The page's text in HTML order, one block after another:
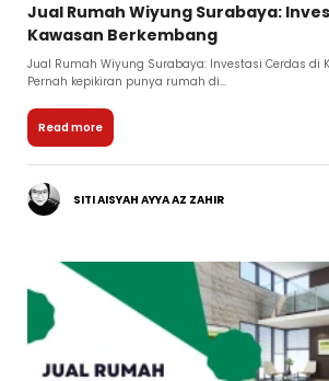
Jual Rumah Wiyung Surabaya:
Kawasan Berkembang
Jual Rumah Wiyung Surabaya: Investasi Cerdas di
Pernah kepikiran punya rumah di...
Read more
SITI AISYAH AYYA AZ ZAHIR